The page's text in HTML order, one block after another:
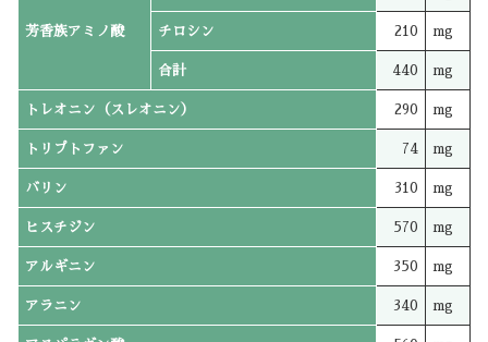
芳香族アミノ酸 チロシン 210 mg
合計 440 mg
トレオニン（スレオニン） 290 mg
トリプトファン 74 mg
バリン 310 mg
ヒスチジン 570 mg
アルギニン 350 mg
アラニン 340 mg